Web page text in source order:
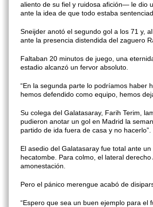
aliento de su fiel y ruidosa afición— le dio
ante la idea de que todo estaba
Sneijder anotó el segundo gol a los 71 y,
ante la presencia distendida del zaguero
Faltaban 20 minutos de juego, una
estadio alcanzó un fervor absoluto.
“En la segunda parte lo podríamos haber
hemos defendido como equipo, hemos
Su colega del Galatasaray, Farih Terim,
pudieron anotar un gol en Madrid la
partido de ida fuera de casa y no hacerlo”.
El asedio del Galatasaray fue total ante
hecatombe. Para colmo, el lateral
amonestación.
Pero el pánico merengue acabó de
“Espero que sea un buen ejemplo para el